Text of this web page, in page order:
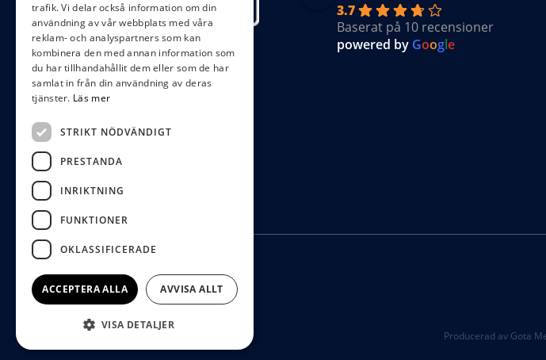
3.7
Baserat på 10 recensioner
powered by Google
Producerad av Gota
trafik. Vi delar också information om din
användning av vår webbplats med våra
reklam- och analyspartners som kan
kombinera den med annan information som
du har tillhandahållit dem eller som de har
samlat in från din användning av deras
tjänster. Läs mer
STRIKT NÖDVÄNDIGT
PRESTANDA
INRIKTNING
FUNKTIONER
OKLASSIFICERADE
ACCEPTERA ALLA AVVISA ALLT
VISA DETALJER